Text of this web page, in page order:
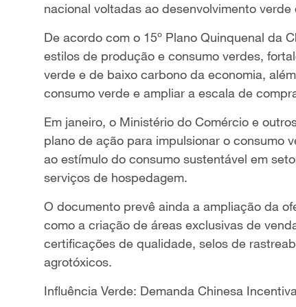
nacional voltadas ao desenvolvimento
De acordo com o 15º Plano Quinquenal da
estilos de produção e consumo verdes,
verde e de baixo carbono da economia,
consumo verde e ampliar a escala de
Em janeiro, o Ministério do Comércio e
plano de ação para impulsionar o consumo
ao estímulo do consumo sustentável em
serviços de hospedagem.
O documento prevê ainda a ampliação da
como a criação de áreas exclusivas de
certificações de qualidade, selos de
agrotóxicos.
Influência Verde: Demanda Chinesa